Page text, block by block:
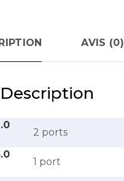
AVIS (0)
Description
2 ports
‎1 port